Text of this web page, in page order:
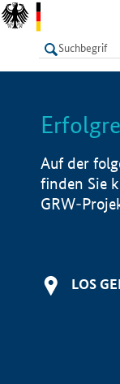
LISTE
Auf der
finden Sie
GRW-
LOS